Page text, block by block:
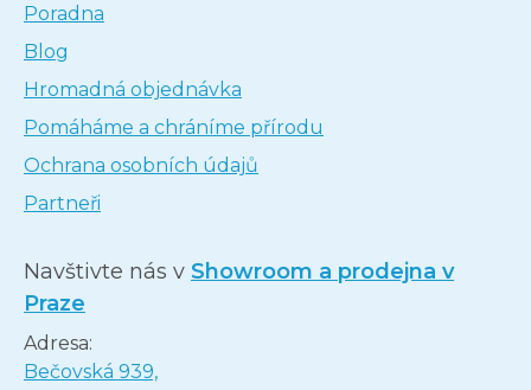
Poradna
Blog
Hromadná objednávka
Pomáháme a chráníme přírodu
Ochrana osobních údajů
Partneři
Navštivte nás v Showroom a prodejna v
Praze
Adresa:
Bečovská 939,